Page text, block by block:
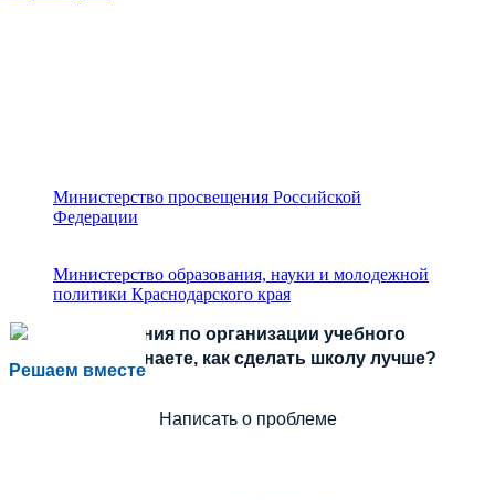
Министерство просвещения Российской
Федерации
Министерство образования, науки и молодежной
политики Краснодарского края
Решаем вместе
Есть предложения по организации учебного
процесса или знаете, как сделать школу лучше?
Написать о проблеме